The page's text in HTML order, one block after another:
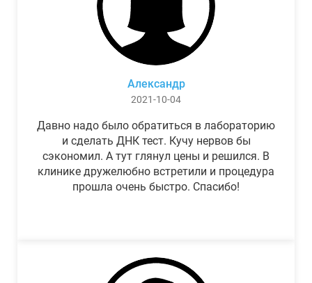
Александр
2021-10-04
Давно надо было обратиться в лабораторию
и сделать ДНК тест. Кучу нервов бы
сэкономил. А тут глянул цены и решился. В
клинике дружелюбно встретили и процедура
прошла очень быстро. Спасибо!